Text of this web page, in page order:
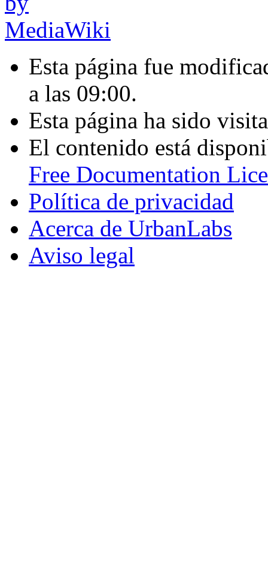
Esta página fue
a las 09:00.
Esta página ha sido
El contenido está
Free Documentation
Política de privacidad
Acerca de UrbanLabs
Aviso legal